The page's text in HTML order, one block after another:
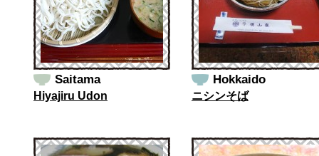
Saitama
Hiyajiru Udon
Hokkaido
ニシンそば